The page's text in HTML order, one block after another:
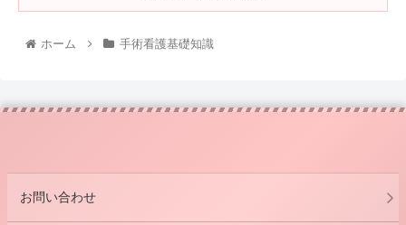
ホーム 手術看護基礎知識
お問い合わせ